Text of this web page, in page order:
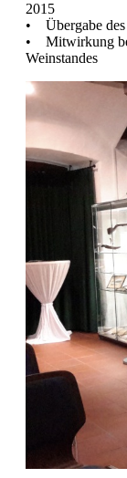
2015
• Übergabe des
• Mitwirkung
Weinstandes